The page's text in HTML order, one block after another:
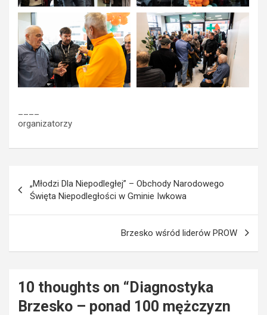
organizatorzy
wpisu
„Młodzi Dla Niepodległej” – Obchody Narodowego
Święta Niepodległości w Gminie Iwkowa
Brzesko wśród liderów PROW
10 thoughts on “Diagnostyka
Brzesko – ponad 100 mężczyzn